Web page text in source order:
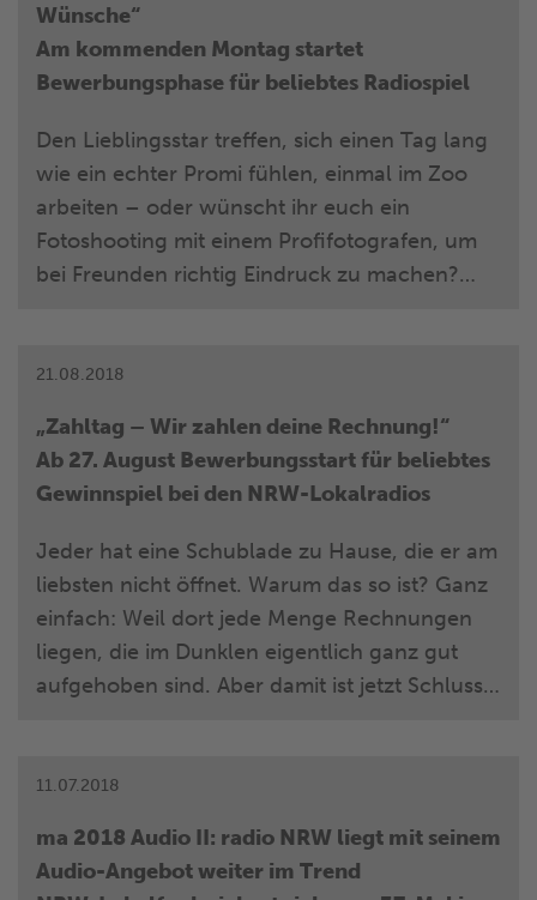
Wünsche“
Am kommenden Montag startet
Bewerbungsphase für beliebtes Radiospiel
Den Lieblingsstar treffen, sich einen Tag lang
wie ein echter Promi fühlen, einmal im Zoo
arbeiten – oder wünscht ihr euch ein
Fotoshooting mit einem Profifotografen, um
bei Freunden richtig Eindruck zu machen?
wahrmachen: Beim beliebten Radiospiel
Glücksticket – erfülle dir deine größten
Wünsche“ können die Träume der NRW-
Lokalradio-Hörer ab dem 24. September 2018
Wirklichkeit werden.
21.08.2018
„Zahltag – Wir zahlen deine Rechnung!“
Ab 27. August Bewerbungsstart für beliebtes
Gewinnspiel bei den NRW-Lokalradios
Jeder hat eine Schublade zu Hause, die er am
liebsten nicht öffnet. Warum das so ist? Ganz
einfach: Weil dort jede Menge Rechnungen
liegen, die im Dunklen eigentlich ganz gut
aufgehoben sind. Aber damit ist jetzt Schluss
September 2018, kümmern sich die NRW-
„Zahltag – Wir zahlen deine Rechnung“ um
eure ungeliebten Rechnungen. Bewerben
11.07.2018
ma 2018 Audio II: radio NRW liegt mit seinem
Audio-Angebot weiter im Trend